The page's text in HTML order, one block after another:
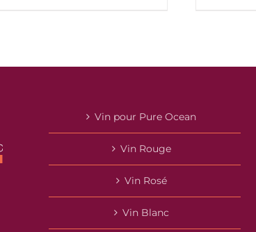
Vin pour Pure Ocean
Vin Rouge
Vin Rosé
Vin Blanc